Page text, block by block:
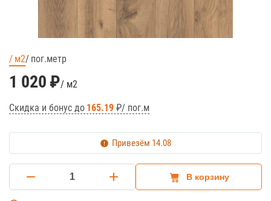
пог.метр
м2
1 020 ₽/ м2
Скидка и бонус до 165.19 ₽/ пог.м
Привезём 14.08
В корзину